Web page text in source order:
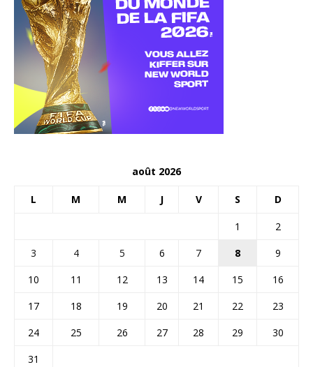
août 2026
L M M J V S D
1
2
3
4 5 6 7 8
9
10
11 12 13 14 15
16
17
18 19 20 21 22
23
24
25 26 27 28 29
30
31